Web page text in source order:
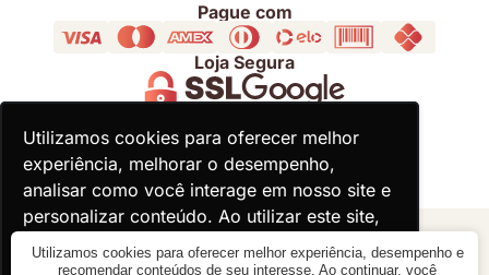
Utilizamos cookies para oferecer melhor
experiência, melhorar o desempenho,
analisar como você interage em nosso site e
personalizar conteúdo. Ao utilizar este site,
você concorda com o uso de cookies.
Utilizamos cookies para oferecer melhor
experiência, melhorar o desempenho,
analisar como você interage em nosso site e
personalizar conteúdo. Ao utilizar este site,
você concorda com o uso de cookies.
Pague com
Loja Segura
Acompanhe
© 2000 - 2026 - Divina Haus - CNPJ: 18.930.821/0001-92
Utilizamos cookies para oferecer melhor experiência, desempenho e
recomendar conteúdos de seu interesse. Ao continuar, você